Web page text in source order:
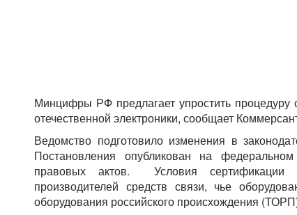
Минцифры РФ предлагает упростить процедуру
отечественной электроники, сообщает
Ведомство подготовило изменения в
Постановления опубликован на
правовых актов. Условия сертификации
производителей средств связи, чье
оборудования российского происхождения